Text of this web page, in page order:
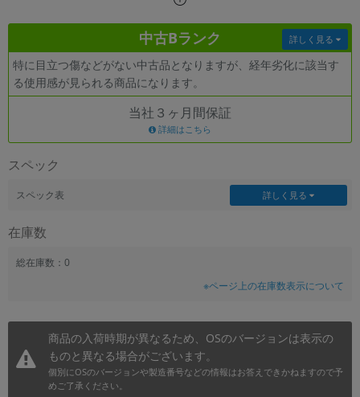
中古Bランク
特に目立つ傷などがない中古品となりますが、経年劣化に該当す
る使用感が見られる商品になります。
詳しく見る
当社３ヶ月間保証
詳細はこちら
スペック
スペック表 詳しく見る
在庫数
総在庫数：0
※ページ上の在庫数表示について
商品の入荷時期が異なるため、OSのバージョンは表示の
ものと異なる場合がございます。
個別にOSのバージョンや製造番号などの情報はお答えできかねますので予
めご了承ください。
容量
~
~
年 月 まで
各項目のチェックボックスは「or検索」となります。
ただし機能別のみ「and検索」となります。